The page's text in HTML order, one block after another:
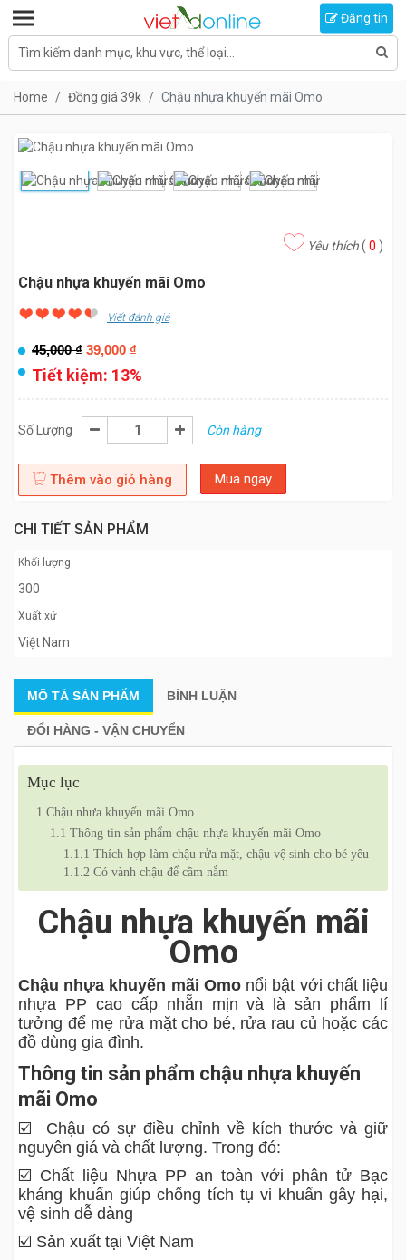
Toggle navigation
Tìm kiếm danh mục, khu vực, thể loại...
Đăng tin
Home Đồng giá 39k Chậu nhựa khuyến mãi Omo
Yêu thích( 0 )
Chậu nhựa khuyến mãi Omo
Viết đánh giá
45,000₫ 39,000 ₫
Tiết kiệm: 13%
Số Lượng Còn hàng
Thêm vào giỏ hàng Mua ngay
CHI TIẾT SẢN PHẨM
Khối lượng
300
Xuất xứ
Việt Nam
MÔ TẢ SẢN PHẨM BÌNH LUẬN
ĐỔI HÀNG - VẬN CHUYỂN
Mục lục
1 Chậu nhựa khuyến mãi Omo
1.1 Thông tin sản phẩm chậu nhựa khuyến mãi Omo
1.1.1 Thích hợp làm chậu rửa mặt, chậu vệ sinh cho bé yêu
1.1.2 Có vành chậu để cầm nắm
Chậu nhựa khuyến mãi
Omo
Chậu nhựa khuyến mãi Omonổi bật với chất liệu
nhựa PP cao cấp nhẵn mịn và là sản phẩm lí
tưởng để mẹ rửa mặt cho bé, rửa rau củ hoặc các
đồ dùng gia đình.
Thông tin sản phẩm chậu nhựa khuyến
mãi Omo
☑️ Chậu có sự điều chỉnh về kích thước và giữ
nguyên giá và chất lượng. Trong đó:
☑️ Chất liệu Nhựa PP an toàn với phân tử Bạc
kháng khuẩn giúp chống tích tụ vi khuẩn gây hại,
vệ sinh dễ dàng
☑️ Sản xuất tại Việt Nam